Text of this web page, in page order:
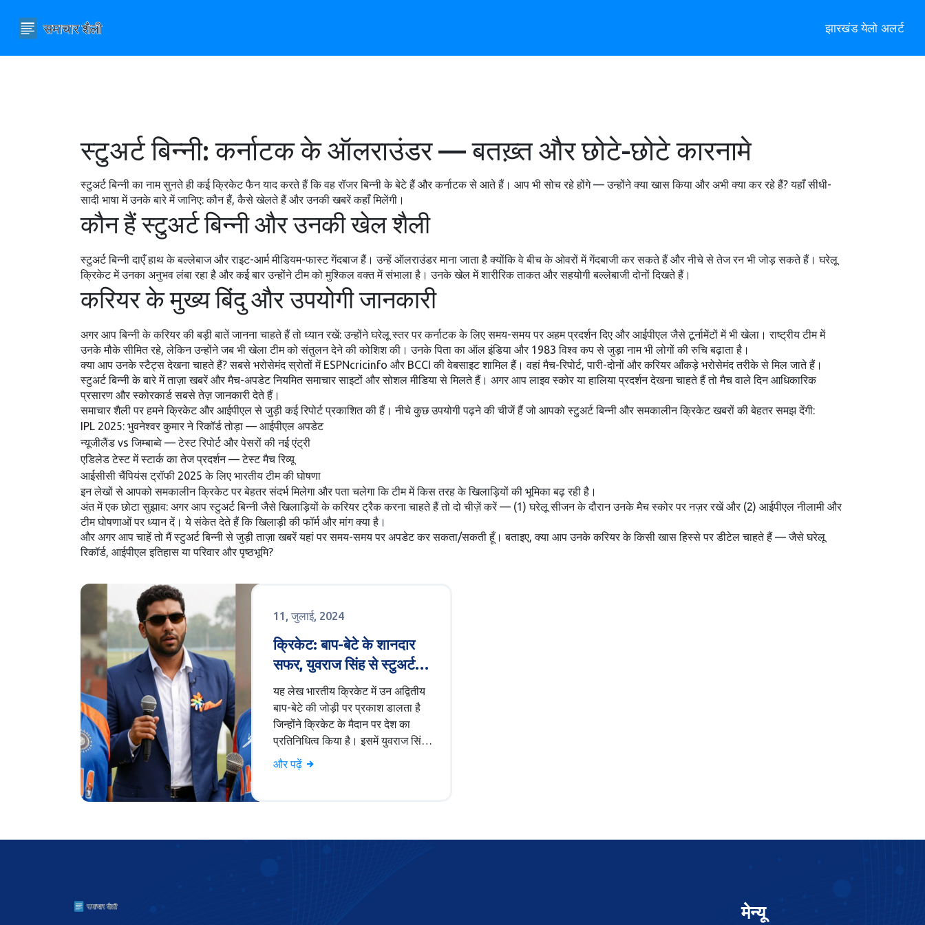
झारखंड येलो अलर्ट
स्टुअर्ट बिन्नी: कर्नाटक के ऑलराउंडर — बतख़्त और छोटे-छोटे कारनामे
स्टुअर्ट बिन्नी का नाम सुनते ही कई क्रिकेट फैन याद करते हैं कि वह रॉजर बिन्नी के बेटे हैं और कर्नाटक से आते हैं। आप भी सोच रहे होंगे — उन्होंने क्या खास किया और अभी क्या कर रहे हैं? यहाँ सीधी-
सादी भाषा में उनके बारे में जानिए: कौन हैं, कैसे खेलते हैं और उनकी खबरें कहाँ मिलेंगी।
कौन हैं स्टुअर्ट बिन्नी और उनकी खेल शैली
स्टुअर्ट बिन्नी दाएँ हाथ के बल्लेबाज और राइट-आर्म मीडियम-फास्ट गेंदबाज हैं। उन्हें ऑलराउंडर माना जाता है क्योंकि वे बीच के ओवरों में गेंदबाजी कर सकते हैं और नीचे से तेज रन भी जोड़ सकते हैं। घरेलू
क्रिकेट में उनका अनुभव लंबा रहा है और कई बार उन्होंने टीम को मुश्किल वक्त में संभाला है। उनके खेल में शारीरिक ताकत और सहयोगी बल्लेबाजी दोनों दिखते हैं।
करियर के मुख्य बिंदु और उपयोगी जानकारी
अगर आप बिन्नी के करियर की बड़ी बातें जानना चाहते हैं तो ध्यान रखें: उन्होंने घरेलू स्तर पर कर्नाटक के लिए समय-समय पर अहम प्रदर्शन दिए और आईपीएल जैसे टूर्नामेंटों में भी खेला। राष्ट्रीय टीम में
उनके मौके सीमित रहे, लेकिन उन्होंने जब भी खेला टीम को संतुलन देने की कोशिश की। उनके पिता का ऑल इंडिया और 1983 विश्व कप से जुड़ा नाम भी लोगों की रुचि बढ़ाता है।
क्या आप उनके स्टैट्स देखना चाहते हैं? सबसे भरोसेमंद स्रोतों में ESPNcricinfo और BCCI की वेबसाइट शामिल हैं। वहां मैच-रिपोर्ट, पारी-दोनों और करियर आँकड़े भरोसेमंद तरीके से मिल जाते हैं।
स्टुअर्ट बिन्नी के बारे में ताज़ा खबरें और मैच-अपडेट नियमित समाचार साइटों और सोशल मीडिया से मिलते हैं। अगर आप लाइव स्कोर या हालिया प्रदर्शन देखना चाहते हैं तो मैच वाले दिन आधिकारिक
प्रसारण और स्कोरकार्ड सबसे तेज़ जानकारी देते हैं।
समाचार शैली पर हमने क्रिकेट और आईपीएल से जुड़ी कई रिपोर्ट प्रकाशित की हैं। नीचे कुछ उपयोगी पढ़ने की चीजें हैं जो आपको स्टुअर्ट बिन्नी और समकालीन क्रिकेट खबरों की बेहतर समझ देंगी:
IPL 2025: भुवनेश्वर कुमार ने रिकॉर्ड तोड़ा — आईपीएल अपडेट
न्यूजीलैंड vs जिम्बाब्वे — टेस्ट रिपोर्ट और पेसरों की नई एंट्री
एडिलेड टेस्ट में स्टार्क का तेज प्रदर्शन — टेस्ट मैच रिव्यू
आईसीसी चैंपियंस ट्रॉफी 2025 के लिए भारतीय टीम की घोषणा
इन लेखों से आपको समकालीन क्रिकेट पर बेहतर संदर्भ मिलेगा और पता चलेगा कि टीम में किस तरह के खिलाड़ियों की भूमिका बढ़ रही है।
अंत में एक छोटा सुझाव: अगर आप स्टुअर्ट बिन्नी जैसे खिलाड़ियों के करियर ट्रैक करना चाहते हैं तो दो चीज़ें करें — (1) घरेलू सीजन के दौरान उनके मैच स्कोर पर नज़र रखें और (2) आईपीएल नीलामी और
टीम घोषणाओं पर ध्यान दें। ये संकेत देते हैं कि खिलाड़ी की फॉर्म और मांग क्या है।
और अगर आप चाहें तो मैं स्टुअर्ट बिन्नी से जुड़ी ताज़ा खबरें यहां पर समय-समय पर अपडेट कर सकता/सकती हूँ। बताइए, क्या आप उनके करियर के किसी खास हिस्से पर डीटेल चाहते हैं — जैसे घरेलू
रिकॉर्ड, आईपीएल इतिहास या परिवार और पृष्ठभूमि?
11, जुलाई, 2024
क्रिकेट: बाप-बेटे के शानदार
सफर, युवराज सिंह से स्टुअर्ट
बिन्नी तक
यह लेख भारतीय क्रिकेट में उन अद्वितीय
बाप-बेटे की जोड़ी पर प्रकाश डालता है
जिन्होंने क्रिकेट के मैदान पर देश का
प्रतिनिधित्व किया है। इसमें युवराज सिंह
और उनके पिताजी योगराज सिंह की
क्रिकेट यात्रा का वर्णन है, साथ ही स्टुअर्ट
और पढ़ें
मेन्यू